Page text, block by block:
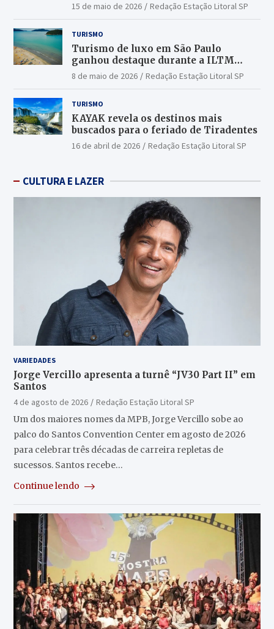
15 de maio de 2026 Redação Estação Litoral SP
TURISMO
Turismo de luxo em São Paulo
ganhou destaque durante a ILTM
Latin America 2026
8 de maio de 2026 Redação Estação Litoral SP
TURISMO
KAYAK revela os destinos mais
buscados para o feriado de Tiradentes
16 de abril de 2026 Redação Estação Litoral SP
CULTURA E LAZER
VARIEDADES
Jorge Vercillo apresenta a turnê “JV30 Part II” em
Santos
4 de agosto de 2026
Redação Estação Litoral SP
Um dos maiores nomes da MPB, Jorge Vercillo sobe ao
palco do Santos Convention Center em agosto de 2026
para celebrar três décadas de carreira repletas de
sucessos. Santos recebe…
Continue lendo